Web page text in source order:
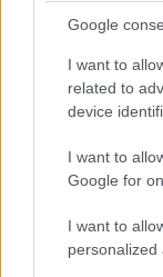
Google
I want to
related to
device
I want to
Google for
I want to
personalized
Príprava, po
od 15 do 30
vraj zapíjajú
horkými likérmi.
pastiersko-
Slovník varenia